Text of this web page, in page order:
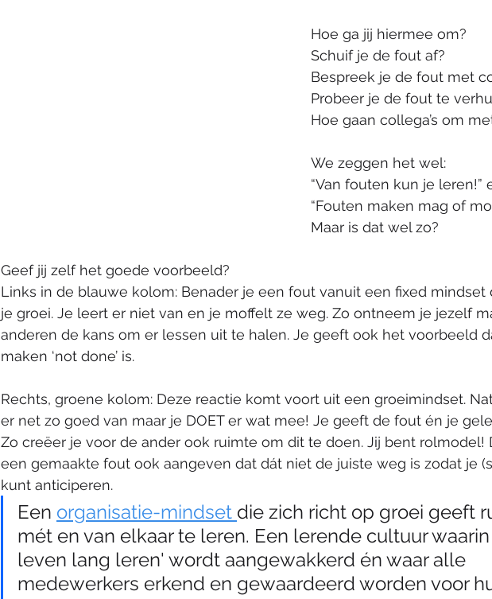
Hoe ga jij hiermee om?
Schuif je de fout af?
Bespreek je de fout met
Probeer je de fout te
Hoe gaan collega’s om
We zeggen het wel:
“Van fouten kun je leren!”
“Fouten maken mag of
Maar is dat wel zo?
Geef jij zelf het goede voorbeeld?
Links in de blauwe kolom: Benader je een fout vanuit een fixed mindset
je groei. Je leert er niet van en je moffelt ze weg. Zo ontneem je jezelf
anderen de kans om er lessen uit te halen. Je geeft ook het voorbeeld
maken ‘not done’ is.
Rechts, groene kolom: Deze reactie komt voort uit een groeimindset.
er net zo goed van maar je DOET er wat mee! Je geeft de fout én je
Zo creëer je voor de ander ook ruimte om dit te doen. Jij bent rolmodel!
een gemaakte fout ook aangeven dat dát niet de juiste weg is zodat je
kunt anticiperen.
Een organisatie-mindset die zich richt op groei geeft
mét en van elkaar te leren. Een lerende cultuur
leven lang leren' wordt aangewakkerd én waar alle
medewerkers erkend en gewaardeerd worden voor